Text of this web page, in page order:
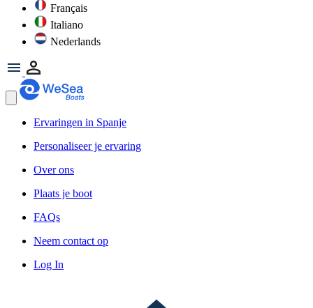
Français
Italiano
Nederlands
Ervaringen in Spanje
Personaliseer je ervaring
Over ons
Plaats je boot
FAQs
Neem contact op
Log In